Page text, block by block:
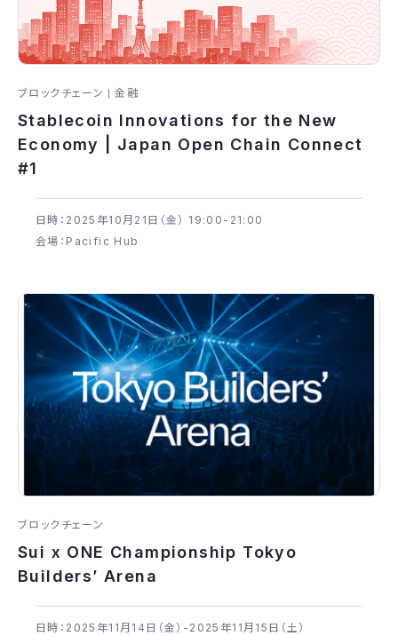
ブロックチェーン 金融
Stablecoin Innovations for the New
Economy | Japan Open Chain Connect
#1
日時：2025年​10月21日（金） 19:00-21:00
会場：Pacific Hub
ブロックチェーン
Sui x ONE Championship Tokyo
Builders’ Arena
日時：2025年​11月14日（金）-2025年​11月15日（土）